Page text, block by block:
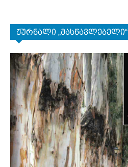
ჟურნალი „მასწავლებელი“